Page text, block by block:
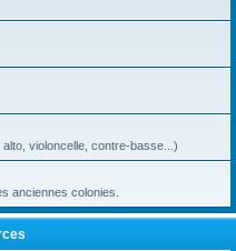
violoncelle, contre-basse...)
anciennes colonies.